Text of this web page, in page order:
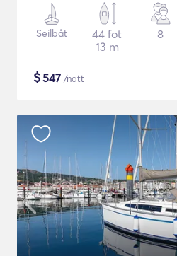
Seilbåt
44 fot
13 m
8
$547 /natt